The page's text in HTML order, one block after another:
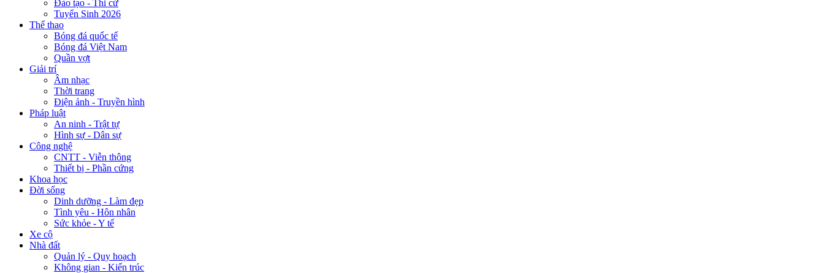
Đào tạo - Thi cử
Tuyển Sinh 2026
Thể thao
Bóng đá quốc tế
Bóng đá Việt Nam
Quần vợt
Giải trí
Âm nhạc
Thời trang
Điện ảnh - Truyền hình
Pháp luật
An ninh - Trật tự
Hình sự - Dân sự
Công nghệ
CNTT - Viễn thông
Thiết bị - Phần cứng
Khoa học
Đời sống
Dinh dưỡng - Làm đẹp
Tình yêu - Hôn nhân
Sức khỏe - Y tế
Xe cộ
Nhà đất
Quản lý - Quy hoạch
Không gian - Kiến trúc